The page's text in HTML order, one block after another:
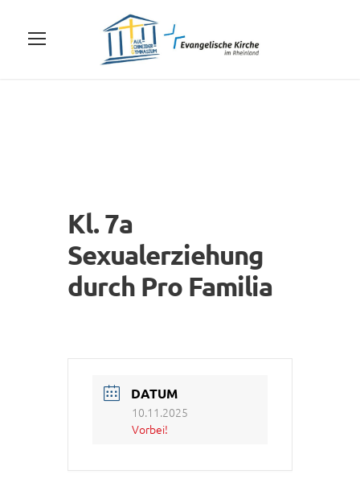
Kl. 7a
Sexualerziehung
durch Pro Familia
DATUM
10.11.2025
Vorbei!